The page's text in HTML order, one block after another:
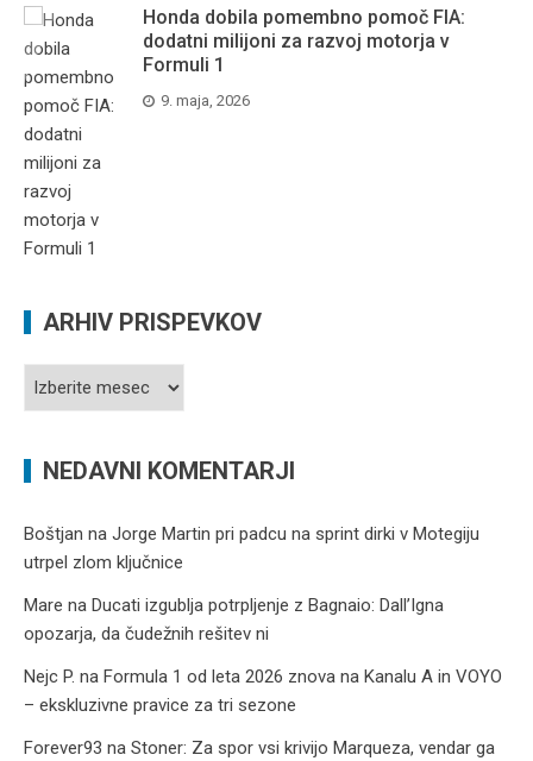
Honda dobila pomembno pomoč FIA:
dodatni milijoni za razvoj motorja v
Formuli 1
9. maja, 2026
ARHIV PRISPEVKOV
Arhiv
NEDAVNI KOMENTARJI
Boštjan na Jorge Martin pri padcu na sprint dirki v Motegiju
utrpel zlom ključnice
Mare na Ducati izgublja potrpljenje z Bagnaio: Dall’Igna
opozarja, da čudežnih rešitev ni
Nejc P. na Formula 1 od leta 2026 znova na Kanalu A in VOYO
– ekskluzivne pravice za tri sezone
Forever93 na Stoner: Za spor vsi krivijo Marqueza, vendar ga